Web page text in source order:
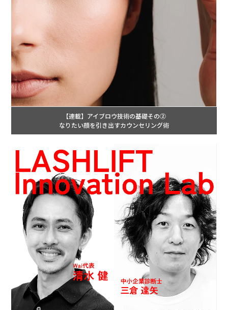
【連載】アイブロウ技術の基礎その②
なりたい顔を引き出すカウンセリング術